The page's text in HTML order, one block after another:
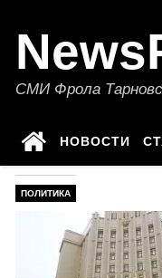
СМИ Фрола
НОВОСТИ
ПОЛИТИКА